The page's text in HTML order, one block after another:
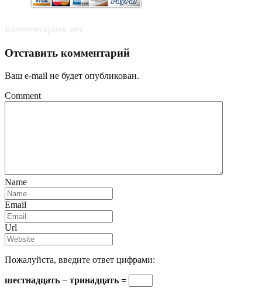
Отставить комментарий
Ваш e-mail не будет опубликован.
Comment
Name
Email
Url
Пожалуйста, введите ответ цифрами:
шестнадцать − тринадцать =